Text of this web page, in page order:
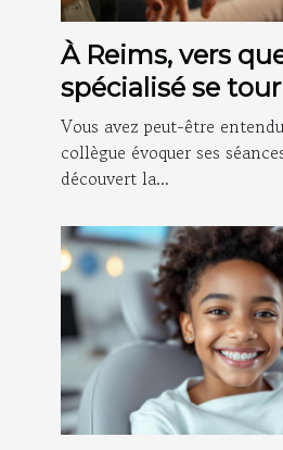
À Reims, vers
spécialisé se
des séances
Vous avez peut-être
collègue évoquer ses
découvert la...